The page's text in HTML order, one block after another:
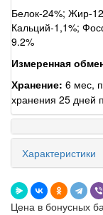
Белок-24%; Жир-
Кальций-1,1%;
9.2%
Измеренная
Хранение: 6 мес,
хранения 25 дней
Характеристики
Цена в бонусных